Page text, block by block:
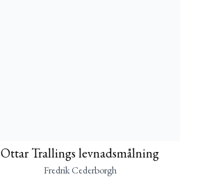
Ottar Trallings levnadsmålning
Fredrik Cederborgh